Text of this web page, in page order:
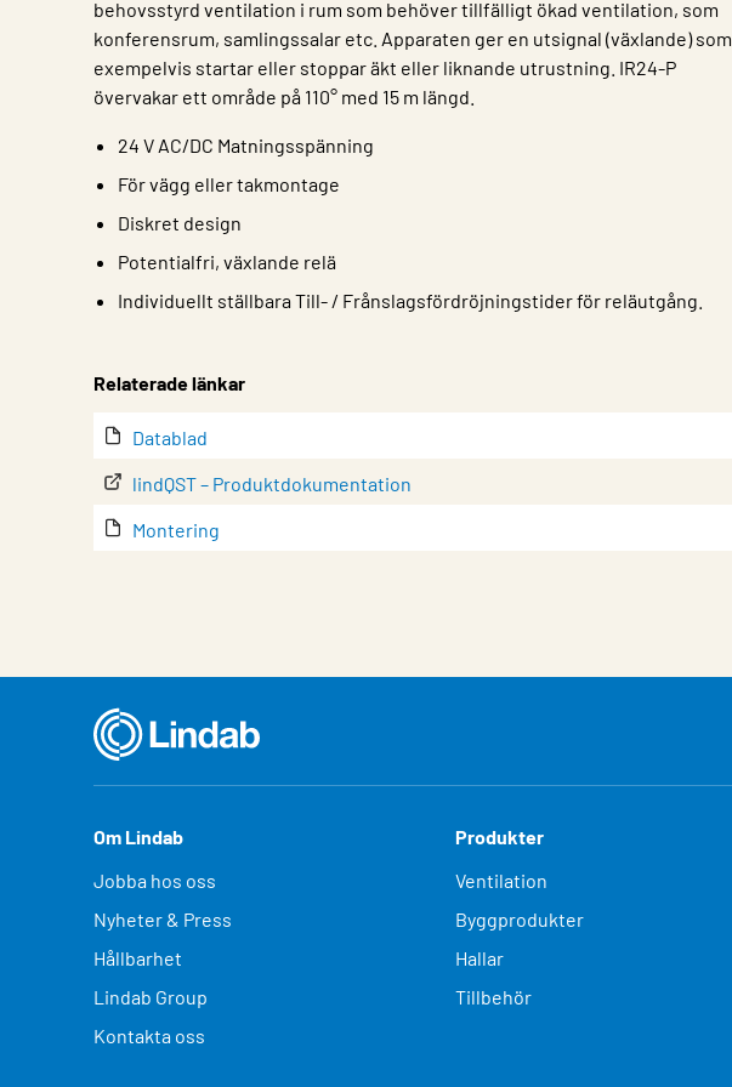
behovsstyrd ventilation i rum som behöver tillfälligt ökad ventilation, som
konferensrum, samlingssalar etc. Apparaten ger en utsignal (växlande) som
exempelvis startar eller stoppar äkt eller liknande utrustning. IR24-P
övervakar ett område på 110° med 15 m längd.
24 V AC/DC Matningsspänning
För vägg eller takmontage
Diskret design
Potentialfri, växlande relä
Individuellt ställbara Till- / Frånslagsfördröjningstider för reläutgång.
Relaterade länkar
Datablad
lindQST – Produktdokumentation
Montering
Om Lindab
Jobba hos oss
Nyheter & Press
Hållbarhet
Lindab Group
Kontakta oss
Produkter
Ventilation
Byggprodukter
Hallar
Tillbehör